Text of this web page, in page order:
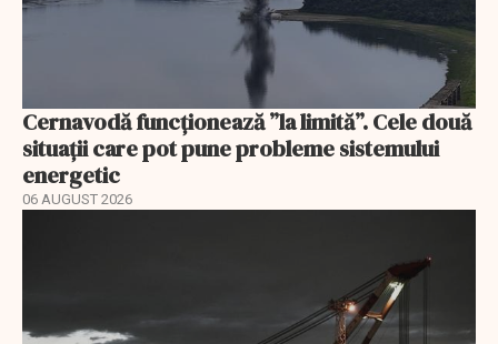
Cernavodă funcționează ”la limită”. Cele două
situații care pot pune probleme sistemului
energetic
06 AUGUST 2026